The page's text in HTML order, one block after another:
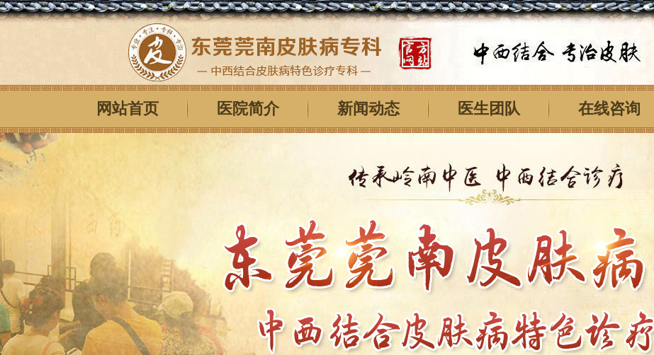
网站首页 医院简介 新闻动态 医生团队 在线咨询